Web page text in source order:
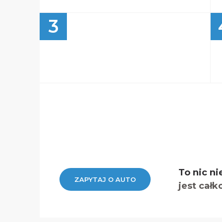
3
ZAPYTAJ O AUTO
To nic
jest